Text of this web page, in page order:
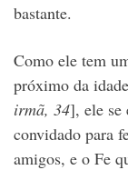
bastante.
Como ele tem
próximo da
irmã, 34], ele se
convidado para
amigos, e o Fe